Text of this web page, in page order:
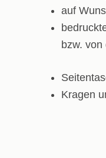
auf
bzw. von
Kragen